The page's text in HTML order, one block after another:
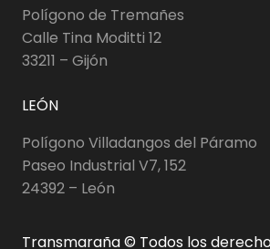
Polígono de Tremañes
Calle Tina Moditti 12
33211 – Gijón
LEÓN
Polígono Villadangos del Páramo
Paseo Industrial V7, 152
24392 – León
Transmaraña © Todos los